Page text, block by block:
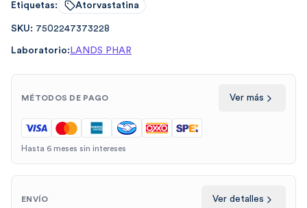
Etiquetas: Atorvastatina
SKU: 7502247373228
Laboratorio: LANDS PHAR
MÉTODOS DE PAGO Ver más
Hasta 6 meses sin intereses
ENVÍO Ver detalles